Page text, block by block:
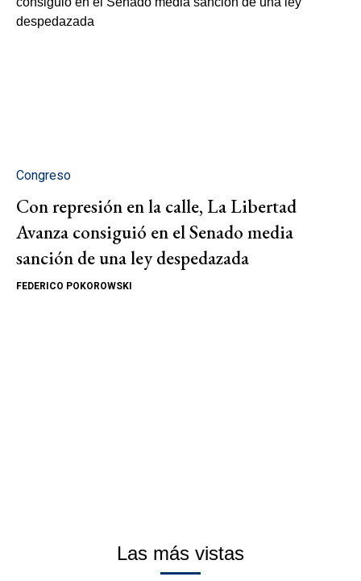
Congreso
Con represión en la calle, La Libertad
Avanza consiguió en el Senado media
sanción de una ley despedazada
FEDERICO POKOROWSKI
Las más vistas